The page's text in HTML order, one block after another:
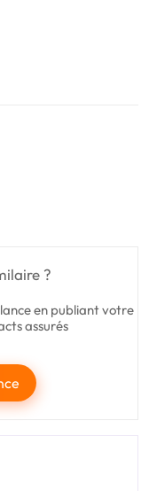
?
en publiant votre
assurés